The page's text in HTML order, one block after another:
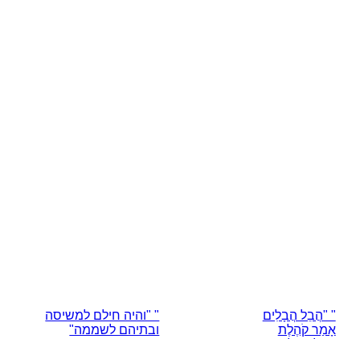
" "הֲבֵל הֲבָלִים
אָמַר קֹהֶלֶת
" "והיה חילם למשיסה
ובתיהם לשממה"